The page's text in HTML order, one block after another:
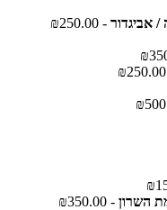
/ אביגדור - ₪250.00
השרון - ₪350.00